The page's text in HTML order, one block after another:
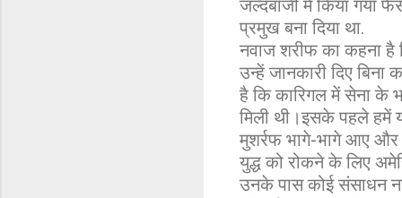
जल्दबाजी में किया गया
प्रमुख बना दिया था.
नवाज शरीफ का कहना है
उन्हें जानकारी दिए
है कि कारिगल में सेना के
मिली थी।इसके पहले हमें
मुशर्रफ भागे-भागे आए और
युद्ध को रोकने के लिए
उनके पास कोई संसाधन